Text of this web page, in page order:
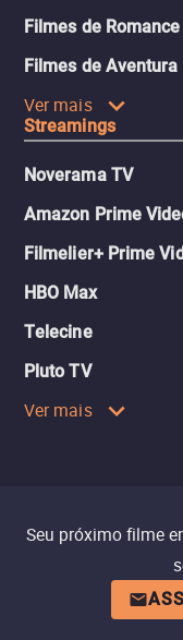
Filmes de Romance
Filmes de Aventura
Ver mais
Streamings
Noverama TV
Amazon Prime
Filmelier+ Prime
HBO Max
Telecine
Pluto TV
Ver mais
Seu próximo filme